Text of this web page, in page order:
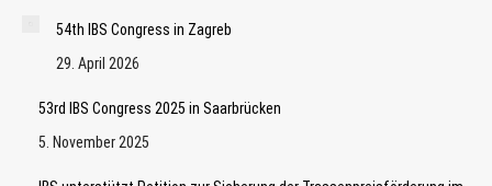
54th IBS Congress in Zagreb
29. April 2026
53rd IBS Congress 2025 in Saarbrücken
5. November 2025